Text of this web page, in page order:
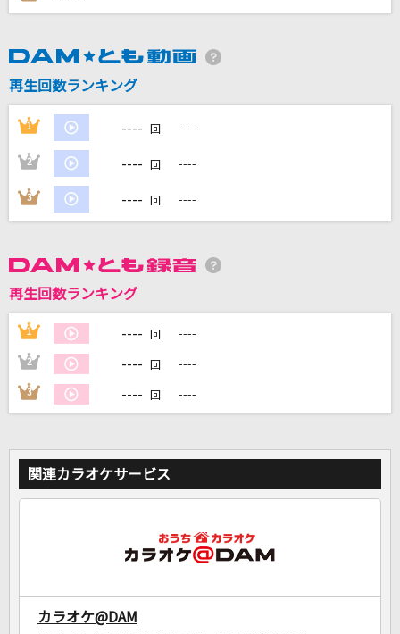
DAMの新曲・ランキングなど
自宅でカラオケ歌い放題！
家族や友達と一緒に！練習にも！
再生回数ランキング
1 ---- 回 ----
2 ---- 回 ----
3 ---- 回 ----
再生回数ランキング
1 ---- 回 ----
2 ---- 回 ----
3 ---- 回 ----
関連カラオケサービス
カラオケ@DAM